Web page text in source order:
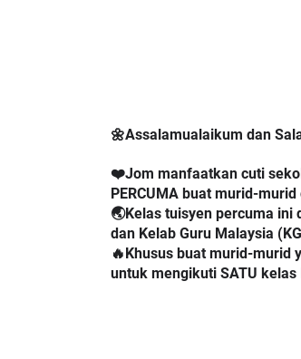
🌼Assalamualaikum dan
❤️Jom manfaatkan cuti
PERCUMA buat murid-
🌏Kelas tuisyen percuma ini
dan Kelab Guru Malaysia
🔥Khusus buat murid-murid
untuk mengikuti SATU